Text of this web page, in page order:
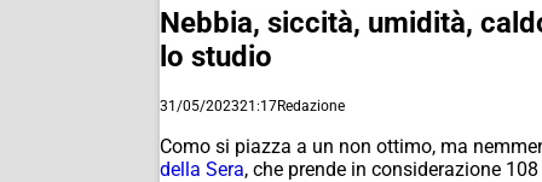
Nebbia, siccità, umidità,
lo studio
31/05/202321:17Redazione
Como si piazza a un non ottimo, ma
della Sera, che prende in considerazione